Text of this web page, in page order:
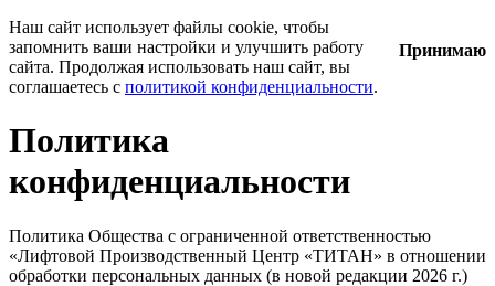
Наш сайт использует файлы cookie, чтобы
запомнить ваши настройки и улучшить работу
сайта. Продолжая использовать наш сайт, вы
соглашаетесь с политикой конфиденциальности.
Принимаю
Политика
конфиденциальности
Политика Общества с ограниченной ответственностью
«Лифтовой Производственный Центр «ТИТАН» в отношении
обработки персональных данных (в новой редакции 2026 г.)